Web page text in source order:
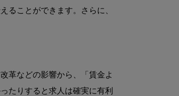
ることができます。さらに、
革などの影響から、「賃金よ
たりすると求人は確実に有利